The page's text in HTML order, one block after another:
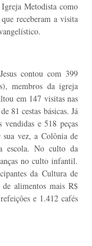
Metodista como
receberam a visita
contou com 399
membros da igreja
em 147 visitas nas
81 cestas básicas. Já
vendidas e 518 peças
sua vez, a Colônia de
escola. No culto da
no culto infantil.
da Cultura de
alimentos mais R$
e 1.412 cafés